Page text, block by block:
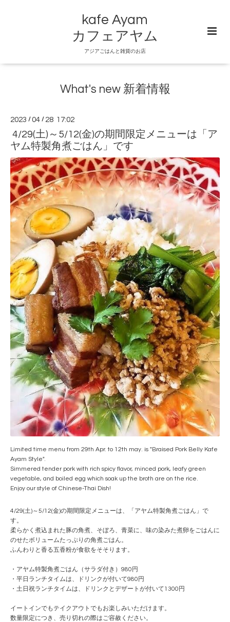
kafe Ayam
カフェアヤム
アジアごはんと雑貨のお店
What's new 新着情報
2023 /04 / 28 17:02
4/29(土)～5/12(金)の期間限定メニューは「ア
ヤム特製角煮ごはん」です
Limited time menu from 29th Apr. to 12th may. is "Braised Pork Belly Kafe
Ayam Style".
Simmered tender pork with rich spicy flavor, minced pork, leafy green
vegetable, and boiled egg which soak up the broth are on the rice.
Enjoy our style of Chinese-Thai Dish!
4/29(土)～5/12(金)の期間限定メニューは、「アヤム特製角煮ごはん」で
す。
柔らかく煮込まれた豚の角煮、そぼろ、青菜に、味の染みた煮卵をごはんに
のせたボリュームたっぷりの角煮ごはん。
ふんわりと香る五香粉が食欲をそそります。
・アヤム特製角煮ごはん（サラダ付き）980円
・平日ランチタイムは、ドリンクが付いて980円
・土日祝ランチタイムは、ドリンクとデザートが付いて1300円
イートインでもテイクアウトでもお楽しみいただけます。
数量限定につき、売り切れの際はご容赦ください。